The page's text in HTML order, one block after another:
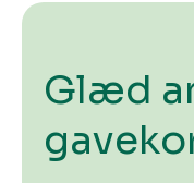
Glæd